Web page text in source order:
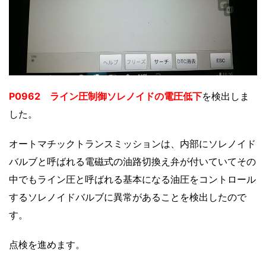
P0962 ライン圧制御ソレノイドの電圧低下を検出しま
した。
オートマチックトランスミッションは、内部にソレノイド
バルブと呼ばれる電磁式の油路切換え弁が付いていてその
中でもライン圧と呼ばれる基本になる油圧をコントロール
するソレノイドバルブに異常があることを検出したので
す。
点検を進めます。